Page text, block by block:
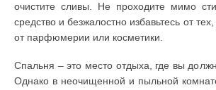
очистите сливы. Не проходите мимо
средство и безжалостно избавьтесь от
от парфюмерии или косметики.
Спальня – это место отдыха, где вы
Однако в неочищенной и пыльной